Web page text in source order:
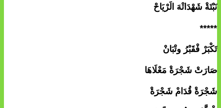
نَبْتَةْ شَهْدَاتْهَ الَرْيَاحْ
*****
تَكْبَرْ فْقَبْرُ وتْبَانْ
صَارَتْ شَجْرَةْ مَعْلَاهَا
شَجْرَةْ قُدَامْ شَجْرَةْ